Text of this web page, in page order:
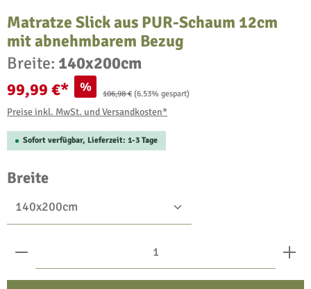
Matratze Slick aus PUR-Schaum 12cm
mit abnehmbarem Bezug
Breite: 140x200cm
99,99 €* % Regulärer Preis:
106,98 € (6.53% gespart)
Preise inkl. MwSt. und Versandkosten*
Sofort verfügbar, Lieferzeit: 1-3 Tage
Breiteauswählen
Produkt Anzahl: Gib den gewünschten Wert ein oder